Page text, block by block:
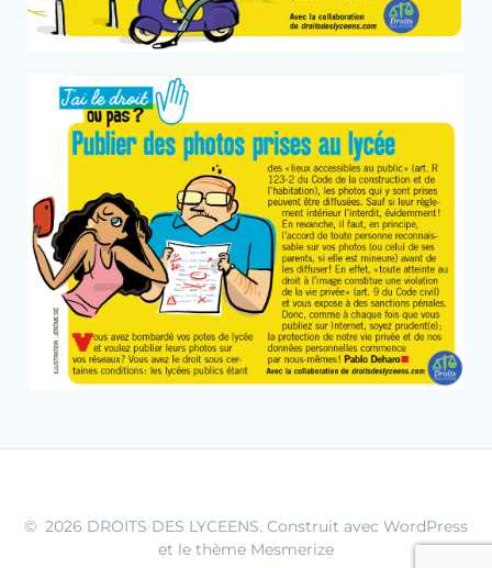
© 2026 DROITS DES LYCEENS. Construit avec WordPress
et le thème Mesmerize